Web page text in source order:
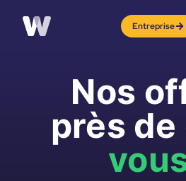
Entreprise
Nos
près de